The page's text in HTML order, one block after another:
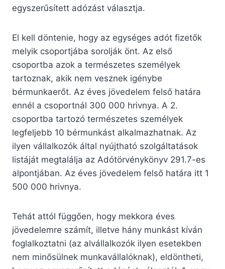
egyszerűsített adózást választja.
El kell döntenie, hogy az egységes adót fizetők
melyik csoportjába sorolják önt. Az első
csoportba azok a természetes személyek
tartoznak, akik nem vesznek igénybe
bérmunkaerőt. Az éves jövedelem felső határa
ennél a csoportnál 300 000 hrivnya. A 2.
csoportba tartozó természetes személyek
legfeljebb 10 bérmunkást alkalmazhatnak. Az
ilyen vállalkozók által nyújtható szolgáltatások
listáját megtalálja az Adótörvénykönyv 291.7-es
alpontjában. Az éves jövedelem felső határa itt 1
500 000 hrivnya.
Tehát attól függően, hogy mekkora éves
jövedelemre számít, illetve hány munkást kíván
foglalkoztatni (az alvállalkozók ilyen esetekben
nem minősülnek munkavállalóknak), eldöntheti,